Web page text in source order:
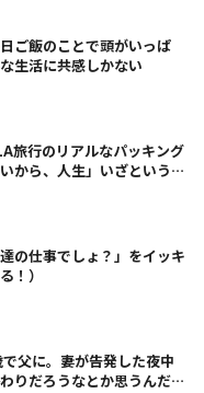
ご飯のことで頭がいっぱ
生活に共感しかない
旅行のリアルなパッキング
から、人生」いざというと
の仕事でしょ？」をイッキ
！）
父に。妻が告発した夜中
りだろうなとか思うんだけ